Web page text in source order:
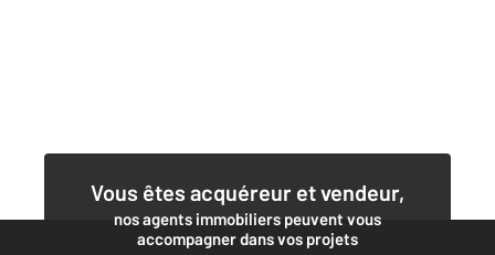
Vous êtes acquéreur et vendeur,
nos agents immobiliers peuvent vous
accompagner dans vos projets